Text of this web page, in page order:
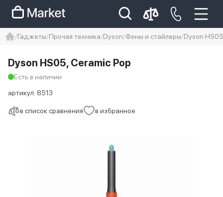
Iphone 14 pro max
айфон 14
Гаджеты Прочая техника Dyson Фены и стайлеры Dyson HS05
в список сравнения в избранное
Dyson HS05, Ceramic Pop
Есть в наличии
артикул: 8513